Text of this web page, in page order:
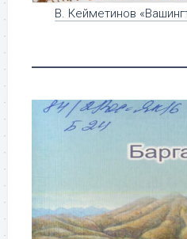
В. Кейметинов